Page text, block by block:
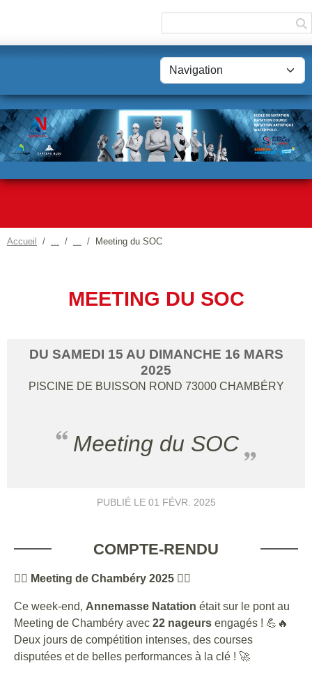
Accueil Meeting du SOC
MEETING DU SOC
DU SAMEDI 15 AU DIMANCHE 16 MARS
2025
PISCINE DE BUISSON ROND 73000 CHAMBÉRY
Meeting du SOC
PUBLIÉ LE 01 FÉVR. 2025
COMPTE-RENDU
🏊‍♂️ Meeting de Chambéry 2025 🏊‍♀️
Ce week-end, Annemasse Natation était sur le pont au
Meeting de Chambéry avec 22 nageurs engagés ! 💪🔥
Deux jours de compétition intenses, des courses
disputées et de belles performances à la clé ! 🚀